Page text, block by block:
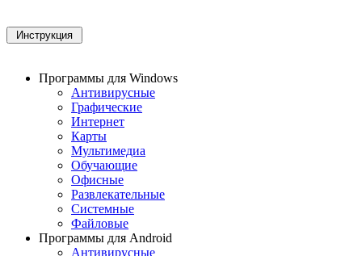
Программы для Windows
Антивирусные
Графические
Интернет
Карты
Мультимедиа
Обучающие
Офисные
Развлекательные
Системные
Файловые
Программы для Android
Антивирусные